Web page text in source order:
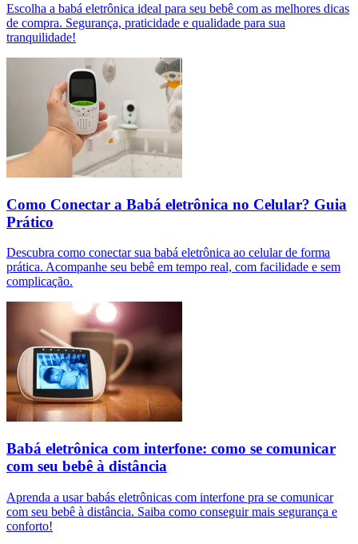
Escolha a babá eletrônica ideal para seu bebê com as melhores dicas
de compra. Segurança, praticidade e qualidade para sua
tranquilidade!
Como Conectar a Babá eletrônica no Celular? Guia
Prático
Descubra como conectar sua babá eletrônica ao celular de forma
prática. Acompanhe seu bebê em tempo real, com facilidade e sem
complicação.
Babá eletrônica com interfone: como se comunicar
com seu bebê à distância
Aprenda a usar babás eletrônicas com interfone pra se comunicar
com seu bebê à distância. Saiba como conseguir mais segurança e
conforto!